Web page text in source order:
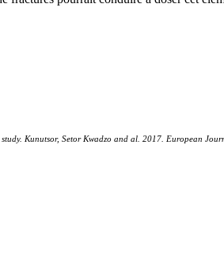
Kunutsor, Setor Kwadzo and al. 2017. European